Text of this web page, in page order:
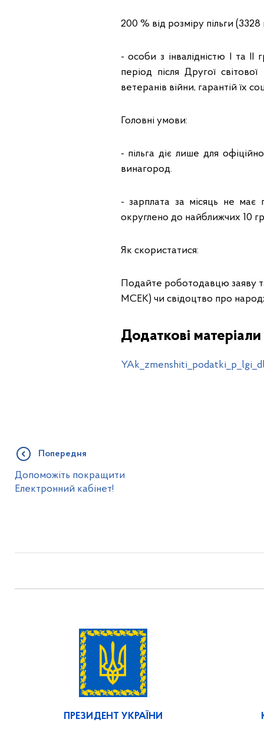
200 % від розміру пільги (3328
- особи з інвалідністю I та II
період після Другої
ветеранів війни, гарантій їх
Головні умови:
- пільга діє лише для
винагород.
- зарплата за місяць не має
округлено до найближчих 10
Як скористатися:
Подайте роботодавцю заяву та
МСЕК) чи свідоцтво про
Додаткові матеріали
Попередня
Допоможіть покращити
Електронний кабінет!
ПРЕЗИДЕНТ УКРАЇНИ